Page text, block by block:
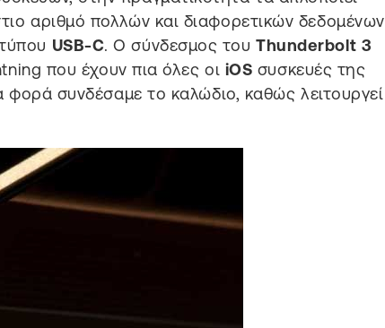
αριθμό πολλών και διαφορετικών δεδομένων
USB-C. Ο σύνδεσμος τουThunderbolt 3
που έχουν πια όλες οι iOS συσκευές της
φορά συνδέσαμε το καλώδιο, καθώς λειτουργεί